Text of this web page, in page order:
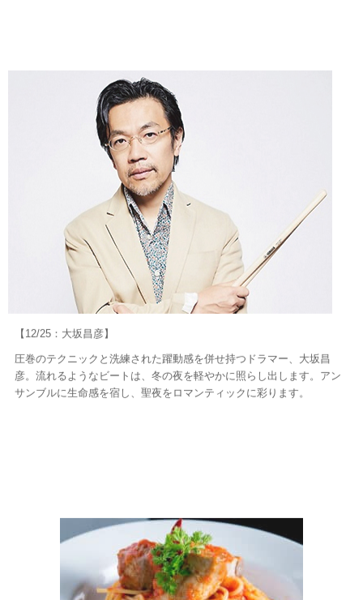
【12/25：大坂昌彦】
圧巻のテクニックと洗練された躍動感を併せ持つドラマー、大坂昌
彦。流れるようなビートは、冬の夜を軽やかに照らし出します。アン
サンブルに生命感を宿し、聖夜をロマンティックに彩ります。